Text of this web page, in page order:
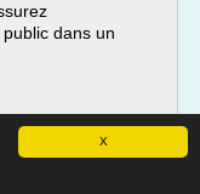
X
dans un
études,